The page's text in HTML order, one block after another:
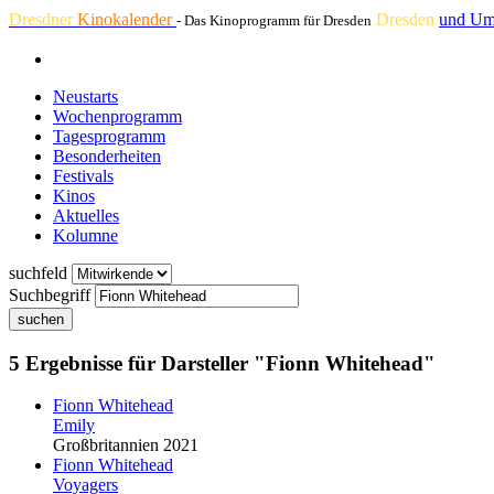
DresdnerKinokalender - Das Kinoprogramm für Dresden Dresden und
Neustarts
Wochenprogramm
Tagesprogramm
Besonderheiten
Festivals
Kinos
Aktuelles
Kolumne
suchfeld
Suchbegriff
suchen
5 Ergebnisse für Darsteller "Fionn Whitehead"
Fionn Whitehead
Emily
Großbritannien 2021
Fionn Whitehead
Voyagers